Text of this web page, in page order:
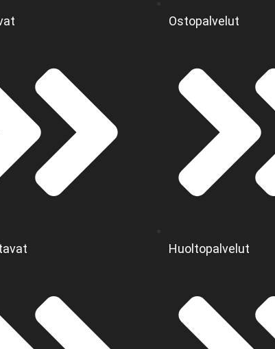
Ostopalvelut
Huoltopalvelut